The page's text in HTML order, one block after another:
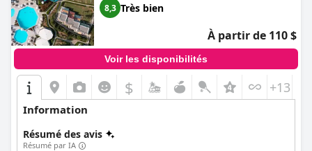
8,3 Très bien
À partir de 110 $
Voir les disponibilités
$ +13
Information
Résumé des avis
Résumé par IA